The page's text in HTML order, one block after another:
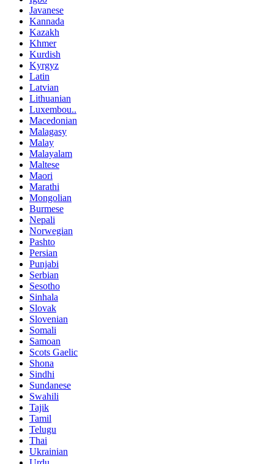
Javanese
Kannada
Kazakh
Khmer
Kurdish
Kyrgyz
Latin
Latvian
Lithuanian
Luxembou..
Macedonian
Malagasy
Malay
Malayalam
Maltese
Maori
Marathi
Mongolian
Burmese
Nepali
Norwegian
Pashto
Persian
Punjabi
Serbian
Sesotho
Sinhala
Slovak
Slovenian
Somali
Samoan
Scots Gaelic
Shona
Sindhi
Sundanese
Swahili
Tajik
Tamil
Telugu
Thai
Ukrainian